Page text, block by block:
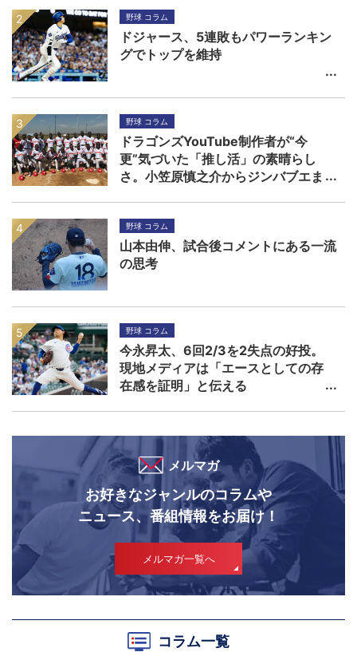
野球 コラム
ドジャース、5連敗もパワーランキン
グでトップを維持
野球 コラム
ドラゴンズYouTube制作者が“今
更”気づいた「推し活」の素晴らし
さ。小笠原慎之介からジンバブエま
野球 コラム
山本由伸、試合後コメントにある一流
の思考
野球 コラム
今永昇太、6回2/3を2失点の好投。
現地メディアは「エースとしての存
在感を証明」と伝える
メルマガ
お好きなジャンルのコラムや
ニュース、番組情報をお届け！
メルマガ一覧へ
コラム一覧